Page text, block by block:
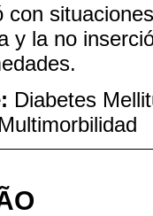
con
y la no
Diabetes